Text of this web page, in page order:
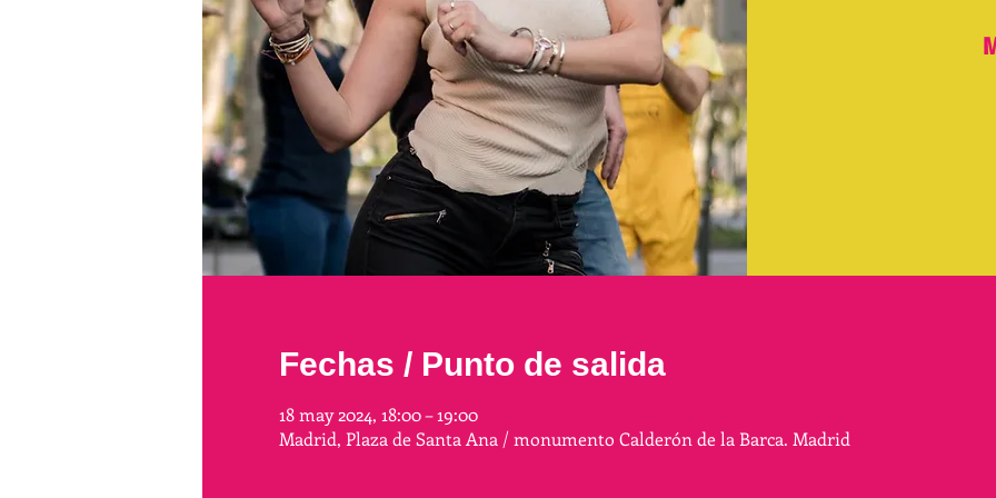
Fechas / Punto de salida
18 may 2024, 18:00 – 19:00
Madrid, Plaza de Santa Ana / monumento Calderón de la Barca. Madrid